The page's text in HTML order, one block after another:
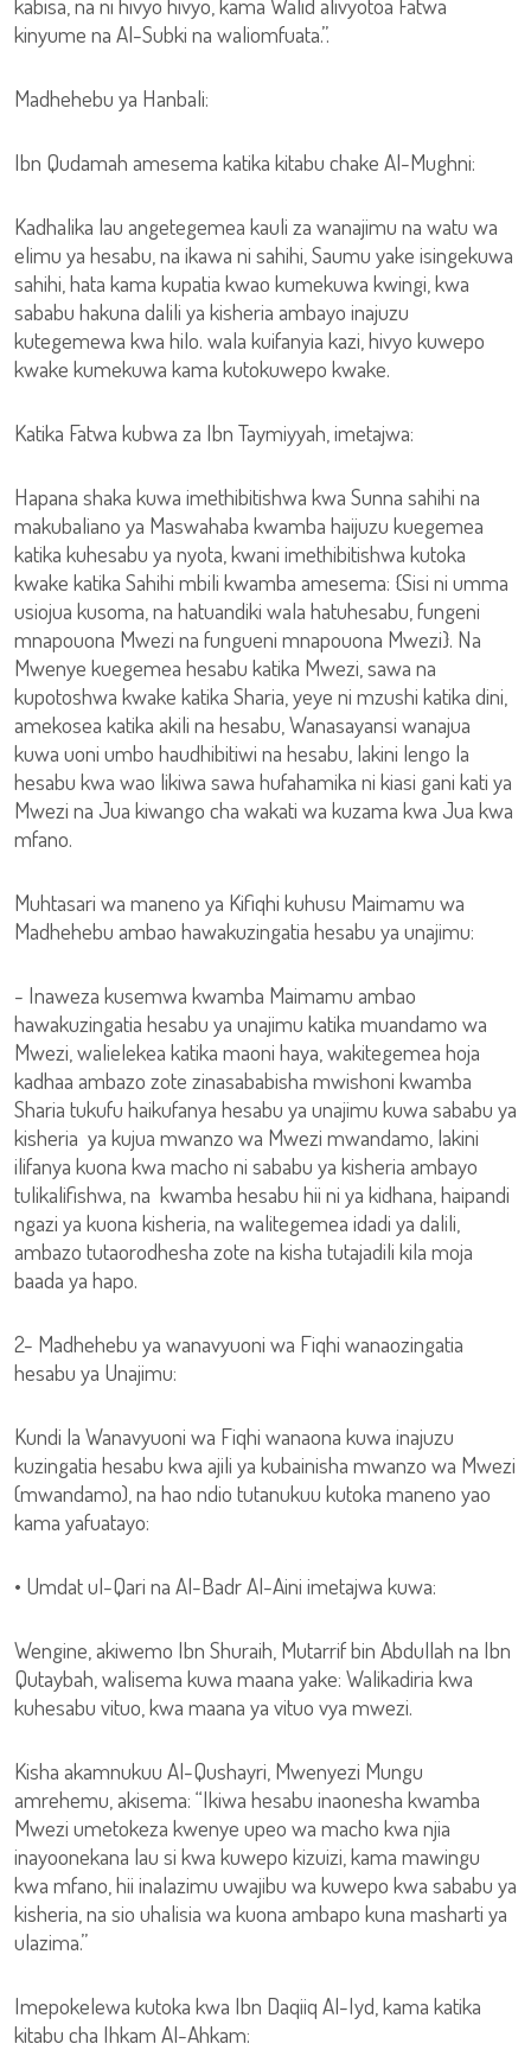
kinyume na Al-Subki na waliomfuata.”.
Madhehebu ya Hanbali:
Ibn Qudamah amesema katika kitabu chake Al-Mughni:
Kadhalika lau angetegemea kauli za wanajimu na watu wa
elimu ya hesabu, na ikawa ni sahihi, Saumu yake isingekuwa
sahihi, hata kama kupatia kwao kumekuwa kwingi, kwa
sababu hakuna dalili ya kisheria ambayo inajuzu
kutegemewa kwa hilo. wala kuifanyia kazi, hivyo kuwepo
kwake kumekuwa kama kutokuwepo kwake.
Katika Fatwa kubwa za Ibn Taymiyyah, imetajwa:
Hapana shaka kuwa imethibitishwa kwa Sunna sahihi na
makubaliano ya Maswahaba kwamba haijuzu kuegemea
katika kuhesabu ya nyota, kwani imethibitishwa kutoka
kwake katika Sahihi mbili kwamba amesema: {Sisi ni umma
usiojua kusoma, na hatuandiki wala hatuhesabu, fungeni
mnapouona Mwezi na fungueni mnapouona Mwezi}. Na
Mwenye kuegemea hesabu katika Mwezi, sawa na
kupotoshwa kwake katika Sharia, yeye ni mzushi katika dini,
amekosea katika akili na hesabu, Wanasayansi wanajua
kuwa uoni umbo haudhibitiwi na hesabu, lakini lengo la
hesabu kwa wao likiwa sawa hufahamika ni kiasi gani kati ya
Mwezi na Jua kiwango cha wakati wa kuzama kwa Jua kwa
mfano.
Muhtasari wa maneno ya Kifiqhi kuhusu Maimamu wa
Madhehebu ambao hawakuzingatia hesabu ya unajimu:
- Inaweza kusemwa kwamba Maimamu ambao
hawakuzingatia hesabu ya unajimu katika muandamo wa
Mwezi, walielekea katika maoni haya, wakitegemea hoja
kadhaa ambazo zote zinasababisha mwishoni kwamba
Sharia tukufu haikufanya hesabu ya unajimu kuwa sababu ya
kisheria ya kujua mwanzo wa Mwezi mwandamo, lakini
ilifanya kuona kwa macho ni sababu ya kisheria ambayo
tulikalifishwa, na kwamba hesabu hii ni ya kidhana, haipandi
ngazi ya kuona kisheria, na walitegemea idadi ya dalili,
ambazo tutaorodhesha zote na kisha tutajadili kila moja
baada ya hapo.
2- Madhehebu ya wanavyuoni wa Fiqhi wanaozingatia
hesabu ya Unajimu:
Kundi la Wanavyuoni wa Fiqhi wanaona kuwa inajuzu
kuzingatia hesabu kwa ajili ya kubainisha mwanzo wa Mwezi
(mwandamo), na hao ndio tutanukuu kutoka maneno yao
kama yafuatayo:
• Umdat ul-Qari na Al-Badr Al-Aini imetajwa kuwa:
Wengine, akiwemo Ibn Shuraih, Mutarrif bin Abdullah na Ibn
Qutaybah, walisema kuwa maana yake: Walikadiria kwa
kuhesabu vituo, kwa maana ya vituo vya mwezi.
Kisha akamnukuu Al-Qushayri, Mwenyezi Mungu
amrehemu, akisema: “Ikiwa hesabu inaonesha kwamba
Mwezi umetokeza kwenye upeo wa macho kwa njia
inayoonekana lau si kwa kuwepo kizuizi, kama mawingu
kwa mfano, hii inalazimu uwajibu wa kuwepo kwa sababu ya
kisheria, na sio uhalisia wa kuona ambapo kuna masharti ya
ulazima.”
Imepokelewa kutoka kwa Ibn Daqiiq Al-Iyd, kama katika
kitabu cha Ihkam Al-Ahkam: